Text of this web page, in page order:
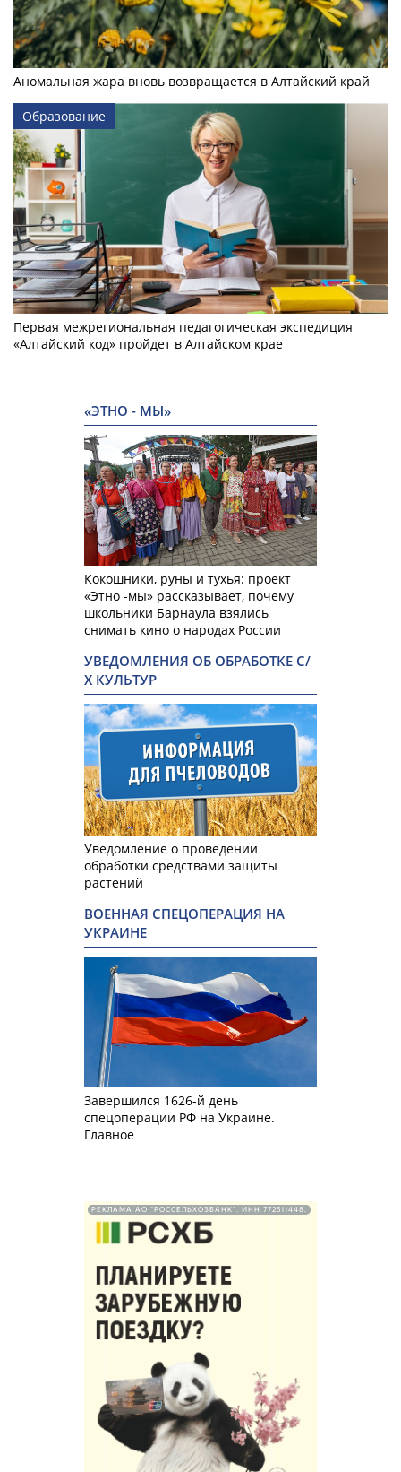
Аномальная жара вновь возвращается в Алтайский край
Образование
Первая межрегиональная педагогическая экспедиция
«Алтайский код» пройдет в Алтайском крае
«ЭТНО - МЫ»
Кокошники, руны и тухья: проект
«Этно -мы» рассказывает, почему
школьники Барнаула взялись
снимать кино о народах России
УВЕДОМЛЕНИЯ ОБ ОБРАБОТКЕ С/
Х КУЛЬТУР
Уведомление о проведении
обработки средствами защиты
растений
ВОЕННАЯ СПЕЦОПЕРАЦИЯ НА
УКРАИНЕ
Завершился 1626-й день
спецоперации РФ на Украине.
Главное
РЕКЛАМА АО "РОССЕЛЬХОЗБАНК". ИНН 772511448.